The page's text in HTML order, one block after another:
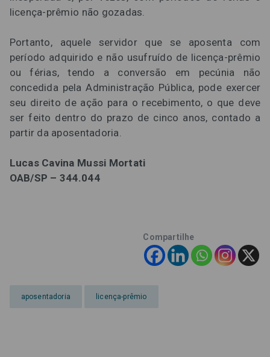
licença-prêmio não gozadas.
Portanto, aquele servidor que se aposenta com
período adquirido e não usufruído de licença-prêmio
ou férias, tendo a conversão em pecúnia não
concedida pela Administração Pública, pode exercer
seu direito de ação para o recebimento, o que deve
ser feito dentro do prazo de cinco anos, contado a
partir da aposentadoria.
Lucas Cavina Mussi Mortati
OAB/SP – 344.044
Compartilhe
aposentadoria licença-prêmio